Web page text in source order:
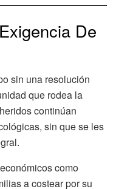
De
sin una resolución
que rodea la
continúan
sin que se les
como
a costear por su